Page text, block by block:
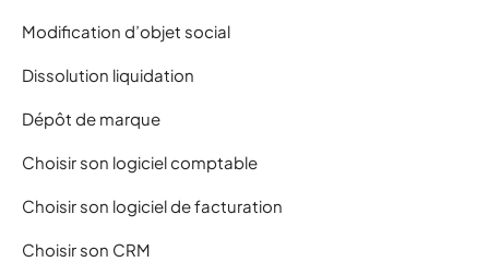
Modification d’objet social
Dissolution liquidation
Dépôt de marque
Choisir son logiciel comptable
Choisir son logiciel de facturation
Choisir son CRM